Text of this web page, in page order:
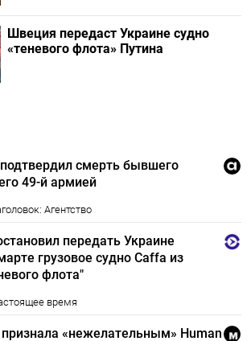
Швеция передаст Украине судно
«теневого флота» Путина